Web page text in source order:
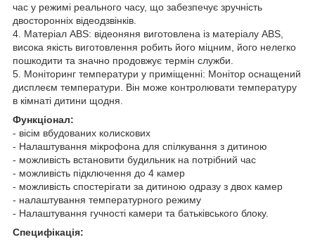
час у режимі реального часу, що забезпечує зручність
двосторонніх відеодзвінків.
4. Матеріал ABS: відеоняня виготовлена із матеріалу ABS,
висока якість виготовлення робить його міцним, його нелегко
пошкодити та значно продовжує термін служби.
5. Моніторинг температури у приміщенні: Монітор оснащений
дисплеєм температури. Він може контролювати температуру
в кімнаті дитини щодня.
Функціонал:
- вісім вбудованих колискових
- Налаштування мікрофона для спілкування з дитиною
- можливість встановити будильник на потрібний час
- можливість підключення до 4 камер
- можливість спостерігати за дитиною одразу з двох камер
- налаштування температурного режиму
- Налаштування гучності камери та батьківського блоку.
Специфікація: